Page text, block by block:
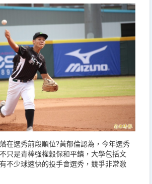
在選秀前段順位?黃郁倫認為，今年選秀
只是青棒強權穀保和平鎮，大學包括文
不少球速快的投手會選秀，競爭非常激